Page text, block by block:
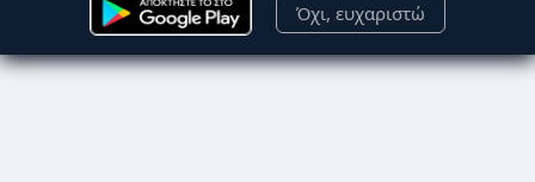
Όχι, ευχαριστώ